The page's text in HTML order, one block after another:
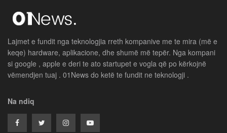
Lajmet e fundit nga teknologjia rreth kompanive me te mira (më e
keqe) hardware, aplikacione, dhe shumë më tepër. Nga kompani
si google , apple e deri te ato startupet e vogla që po kërkojnë
vëmendjen tuaj . 01News do ketë te fundit ne teknologji .
Na ndiq